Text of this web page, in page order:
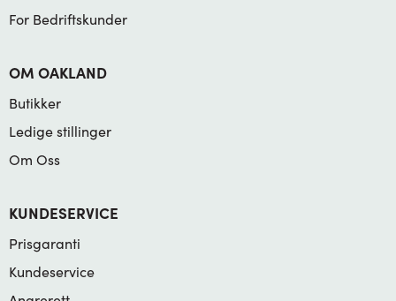
For Bedriftskunder
OM OAKLAND
Butikker
Ledige stillinger
Om Oss
KUNDESERVICE
Prisgaranti
Kundeservice